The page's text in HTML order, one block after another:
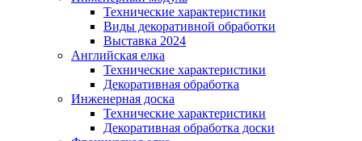
Технические характеристики
Виды декоративной обработки
Выставка 2024
Английская елка
Технические характеристики
Декоративная обработка
Инженерная доска
Технические характеристики
Декоративная обработка доски